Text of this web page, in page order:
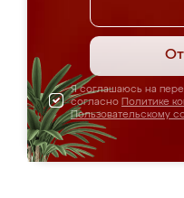
Я соглашаюсь на
согласно Политике
Пользовательскому